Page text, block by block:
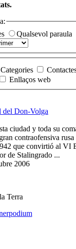
Qualsevol paraula
Categories
Enllaços web
del Don-Volga
ciudad y toda su
contraofensiva
que convirtió al VI
de Stalingrado ...
2006
Terra